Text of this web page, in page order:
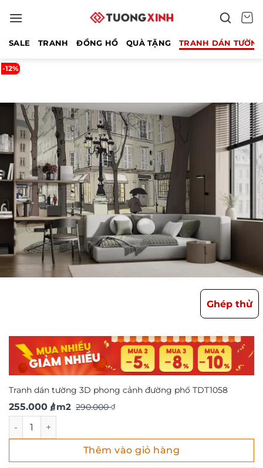
qua
SALE TRANH ĐỒNG HỒ QUÀ TẶNG TRANH DÁN
-12%
Ghép thử
Tranh dán tường 3D phong cảnh đường phố TDT1058
290.000₫
Giá
là:
290.000 ₫.
255.000 ₫
Giá
tại
là:
/ m2
Tranh dán tường 3D phong cảnh đường phố TDT1058 số
Thêm vào giỏ hàng